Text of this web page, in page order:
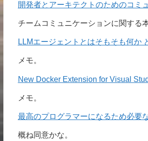
開発者とアーキテクトのためのコミ
チームコミュニケーションに関する
LLMエージェントとはそもそも何か
メモ。
New Docker Extension for Visual
メモ。
最高のプログラマーになるため必要
概ね同意かな。